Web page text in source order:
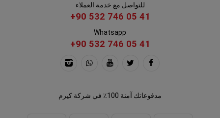
للتواصل مع خدمة العملاء
+90 532 746 05 41
Whatsapp
+90 532 746 05 41
مدفوعاتك آمنة 100٪ في شركة كيرم